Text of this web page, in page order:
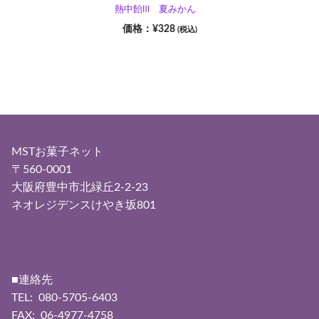
熱中飴Ⅲ 夏みかん
¥328 (税込)
MSTお菓子ネット
〒560-0001
大阪府豊中市北緑丘2-2-23
ネオレジデンスけやき坂801
■連絡先
TEL: 080-5705-6403
FAX: 06-4977-4758